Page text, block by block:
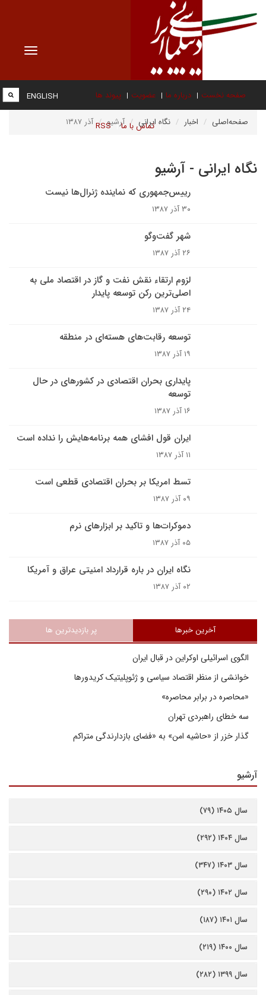
Toggle
صفحه نخست درباره ما عضویت پیوند ها
تماس با ما RSS
ENGLISH
صفحه‌اصلی اخبار نگاه ایرانی آرشیو آذر ۱۳۸۷
نگاه ایرانی - آرشیو
رییس‌جمهوری که نماینده ژنرال‌ها نیست
۳۰ آذر ۱۳۸۷
شهر گفت‌وگو
۲۶ آذر ۱۳۸۷
لزوم ارتقاء نقش نفت و گاز در اقتصاد ملی به
اصلی‌‏ترین رکن توسعه پایدار
۲۴ آذر ۱۳۸۷
توسعه رقابت‌هاى هسته‌ای در منطقه
۱۹ آذر ۱۳۸۷
پایداری بحران اقتصادی در کشورهای در حال
توسعه
۱۶ آذر ۱۳۸۷
ایران قول افشای همه برنامه‌هایش را نداده است
۱۱ آذر ۱۳۸۷
تسط امریکا بر بحران اقتصادی قطعی است
۰۹ آذر ۱۳۸۷
دموکرات‌ها و تاکید بر ابزارهای نرم
۰۵ آذر ۱۳۸۷
نگاه ایران در باره قرارداد امنیتی عراق و آمریکا
۰۲ آذر ۱۳۸۷
آخرین خبرها پر بازدیدترین ها
الگوی اسرائیلی اوکراین در قبال ایران
خوانشی از منظر اقتصاد سیاسی و ژئوپلیتیک کریدورها
«محاصره در برابر محاصره»
سه خطای راهبردی تهران
گذار خزر از «حاشیه امن» به «فضای بازدارندگی متراکم
آرشیو
سال ۱۴۰۵ (۷۹)
سال ۱۴۰۴ (۲۹۲)
سال ۱۴۰۳ (۳۴۷)
سال ۱۴۰۲ (۲۹۰)
سال ۱۴۰۱ (۱۸۷)
سال ۱۴۰۰ (۲۱۹)
سال ۱۳۹۹ (۲۸۲)